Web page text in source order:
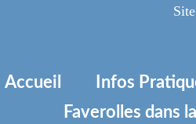
Accueil Infos
Faverolles dans